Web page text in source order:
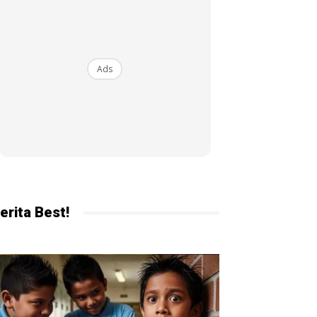
Ads
Best!